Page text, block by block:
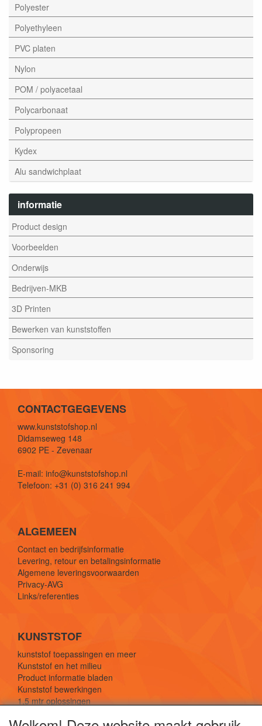
Polyester
Polyethyleen
PVC platen
Nylon
POM / polyacetaal
Polycarbonaat
Polypropeen
Kydex
Alu sandwichplaat
informatie
Product design
Voorbeelden
Onderwijs
Bedrijven-MKB
3D Printen
Bewerken van kunststoffen
Sponsoring
CONTACTGEGEVENS
www.kunststofshop.nl
Didamseweg 148
6902 PE - Zevenaar
E-mail: info@kunststofshop.nl
Telefoon: +31 (0) 316 241 994
ALGEMEEN
Contact en bedrijfsinformatie
Levering, retour en betalingsinformatie
Algemene leveringsvoorwaarden
Privacy-AVG
Links/referenties
KUNSTSTOF
kunststof toepassingen en meer
Kunststof en het milieu
Product informatie bladen
Kunststof bewerkingen
1,5 mtr oplossingen